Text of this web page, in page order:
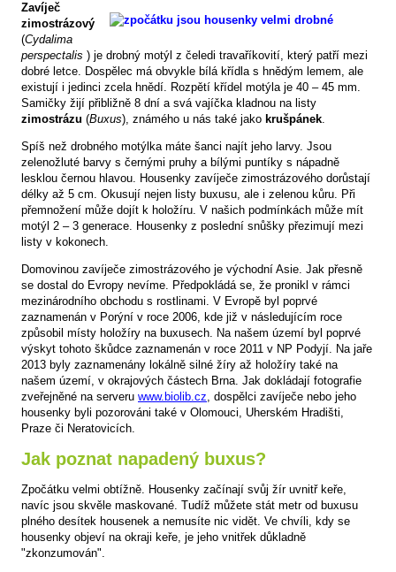
Zavíječ
zimostrázový
(Cydalima
perspectalis ) je drobný motýl z čeledi travaříkovití, který patří mezi
dobré letce. Dospělec má obvykle bílá křídla s hnědým lemem, ale
existují i jedinci zcela hnědí. Rozpětí křídel motýla je 40 – 45 mm.
Samičky žijí přibližně 8 dní a svá vajíčka kladnou na listy
zimostrázu (Buxus), známého u nás také jako krušpánek.
Spíš než drobného motýlka máte šanci najít jeho larvy. Jsou
zelenožluté barvy s černými pruhy a bílými puntíky s nápadně
lesklou černou hlavou. Housenky zavíječe zimostrázového dorůstají
délky až 5 cm. Okusují nejen listy buxusu, ale i zelenou kůru. Při
přemnožení může dojít k holožíru. V našich podmínkách může mít
motýl 2 – 3 generace. Housenky z poslední snůšky přezimují mezi
listy v kokonech.
Domovinou zavíječe zimostrázového je východní Asie. Jak přesně
se dostal do Evropy nevíme. Předpokládá se, že pronikl v rámci
mezinárodního obchodu s rostlinami. V Evropě byl poprvé
zaznamenán v Porýní v roce 2006, kde již v následujícím roce
způsobil místy holožíry na buxusech. Na našem území byl poprvé
výskyt tohoto škůdce zaznamenán v roce 2011 v NP Podyjí. Na jaře
2013 byly zaznamenány lokálně silné žíry až holožíry také na
našem území, v okrajových částech Brna. Jak dokládají fotografie
zveřejněné na serveru www.biolib.cz, dospělci zavíječe nebo jeho
housenky byli pozorováni také v Olomouci, Uherském Hradišti,
Praze či Neratovicích.
Jak poznat napadený buxus?
Zpočátku velmi obtížně. Housenky začínají svůj žír uvnitř keře,
navíc jsou skvěle maskované. Tudíž můžete stát metr od buxusu
plného desítek housenek a nemusíte nic vidět. Ve chvíli, kdy se
housenky objeví na okraji keře, je jeho vnitřek důkladně
"zkonzumován".